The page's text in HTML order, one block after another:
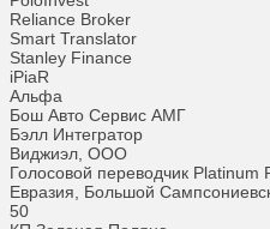
Reliance Broker
Smart Translator
Stanley Finance
iPiaR
Альфа
Бош Авто Сервис АМГ
Бэлл Интегратор
Виджиэл, ООО
Голосовой переводчик Platinum
Евразия, Большой
50